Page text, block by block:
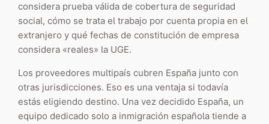
considera prueba válida de cobertura de seguridad
social, cómo se trata el trabajo por cuenta propia en el
extranjero y qué fechas de constitución de empresa
considera «reales» la UGE.
Los proveedores multipaís cubren España junto con
otras jurisdicciones. Eso es una ventaja si todavía
estás eligiendo destino. Una vez decidido España, un
equipo dedicado solo a inmigración española tiende a